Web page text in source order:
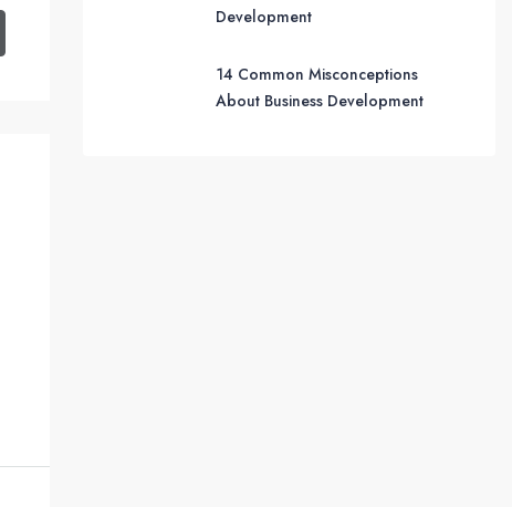
Development
14 Common Misconceptions
About Business Development